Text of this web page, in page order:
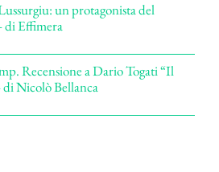
un protagonista del
di Effimera
Recensione a Dario Togati “Il
di Nicolò Bellanca